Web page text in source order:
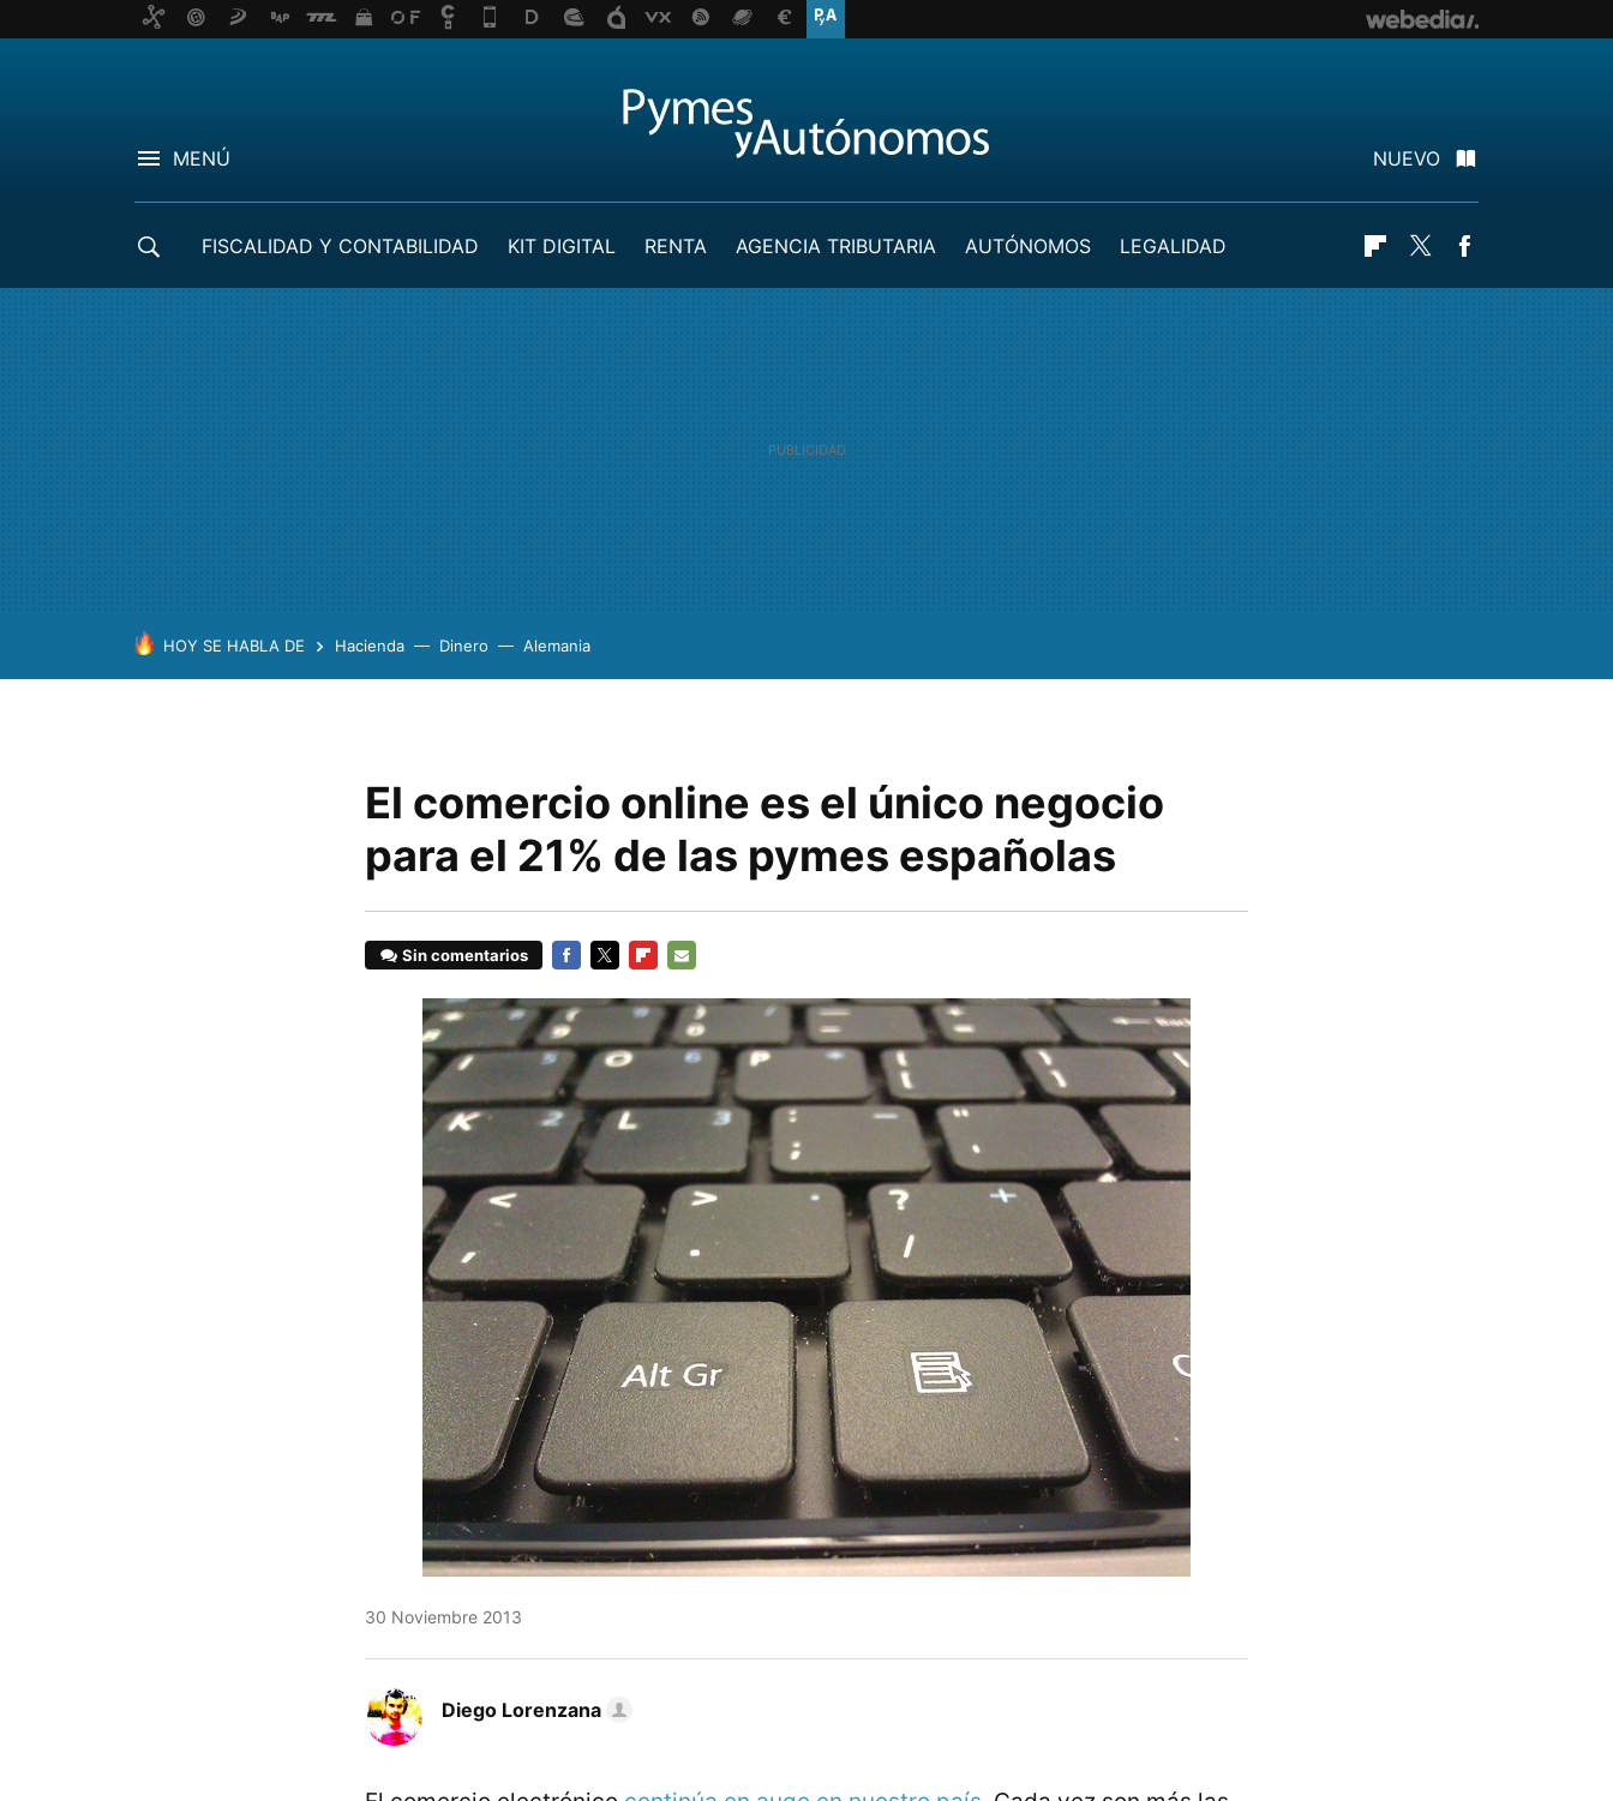
MENÚ NUEVO
FISCALIDAD Y CONTABILIDAD KIT DIGITAL RENTA AGENCIA TRIBUTARIA AUTÓNOMOS
LEGALIDAD
Flipboard
Twitter
HOY SE HABLA DE Hacienda Dinero Alemania
El comercio online es el único negocio
para el 21% de las pymes españolas
Sin comentarios
MAIL
30 Noviembre 2013
Diego Lorenzana